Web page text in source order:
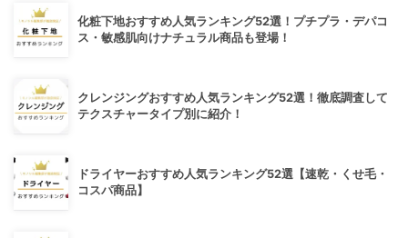
化粧下地おすすめ人気ランキング52選！プチプラ・デパコ
ス・敏感肌向けナチュラル商品も登場！
クレンジングおすすめ人気ランキング52選！徹底調査して
テクスチャータイプ別に紹介！
ドライヤーおすすめ人気ランキング52選【速乾・くせ毛・
コスパ商品】